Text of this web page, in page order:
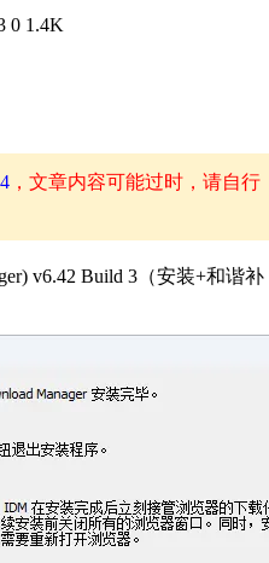
0 1.4K
，文章内容可能过时，请自行